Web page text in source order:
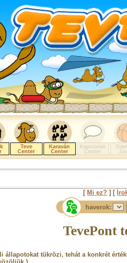
Teve
Center
Karaván
Center
Kapcsolat
Center
[ Mi ez? ] [
haverok:
TevePont
állapotokat tükrözi, tehát a konkrét